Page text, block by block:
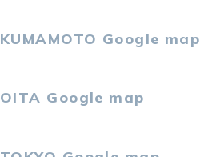
KUMAMOTO Google map
OITA Google map